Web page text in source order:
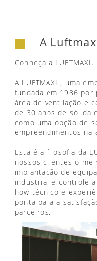
A
Conheça a LUFTMAXI.
A LUFTMAXI , uma
fundada em 1986 por
área de ventilação e
de 30 anos de sólida
como uma opção de
empreendimentos na
Esta é a filosofia da
nossos clientes o
implantação de
industrial e controle
how técnico e
ponta para a
parceiros.